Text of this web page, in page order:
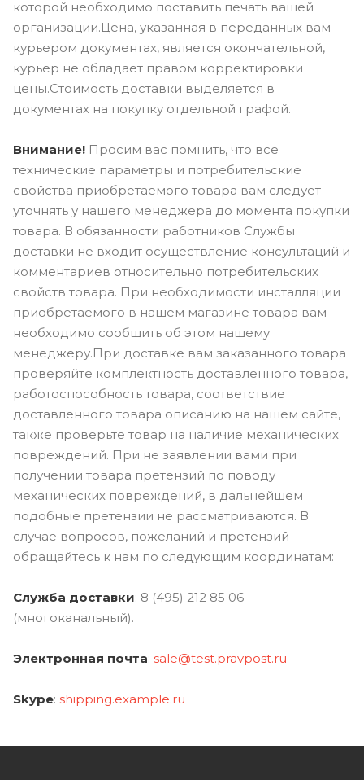
которой необходимо поставить печать вашей
организации.Цена, указанная в переданных вам
курьером документах, является окончательной,
курьер не обладает правом корректировки
цены.Стоимость доставки выделяется в
документах на покупку отдельной графой.
Внимание! Просим вас помнить, что все
технические параметры и потребительские
свойства приобретаемого товара вам следует
уточнять у нашего менеджера до момента покупки
товара. В обязанности работников Службы
доставки не входит осуществление консультаций и
комментариев относительно потребительских
свойств товара. При необходимости инсталляции
приобретаемого в нашем магазине товара вам
необходимо сообщить об этом нашему
менеджеру.При доставке вам заказанного товара
проверяйте комплектность доставленного товара,
работоспособность товара, соответствие
доставленного товара описанию на нашем сайте,
также проверьте товар на наличие механических
повреждений. При не заявлении вами при
получении товара претензий по поводу
механических повреждений, в дальнейшем
подобные претензии не рассматриваются. В
случае вопросов, пожеланий и претензий
обращайтесь к нам по следующим координатам:
Служба доставки: 8 (495) 212 85 06
(многоканальный).
Электронная почта: sale@test.pravpost.ru
Skype: shipping.example.ru